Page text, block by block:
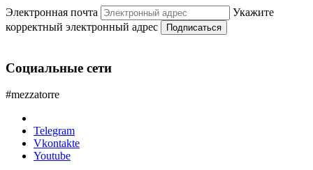
Электронная почта
Укажите
корректный электронный адрес
Подписаться
Социальные сети
#mezzatorre
Telegram
Vkontakte
Youtube